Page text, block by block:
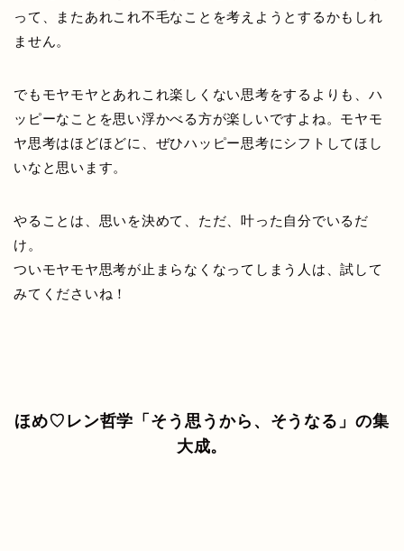
って、またあれこれ不毛なことを考えようとするかもしれ
ません。
でもモヤモヤとあれこれ楽しくない思考をするよりも、ハ
ッピーなことを思い浮かべる方が楽しいですよね。モヤモ
ヤ思考はほどほどに、ぜひハッピー思考にシフトしてほし
いなと思います。
やることは、思いを決めて、ただ、叶った自分でいるだ
け。
ついモヤモヤ思考が止まらなくなってしまう人は、試して
みてくださいね！
ほめ♡レン哲学「そう思うから、そうなる」の集
大成。